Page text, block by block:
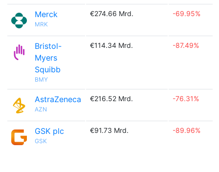
Merck
MRK
€274.66 Mrd. -69.95%
Bristol-
Myers
Squibb
BMY
€114.34 Mrd. -87.49%
AstraZeneca
AZN
€216.52 Mrd. -76.31%
GSK plc
GSK
€91.73 Mrd. -89.96%